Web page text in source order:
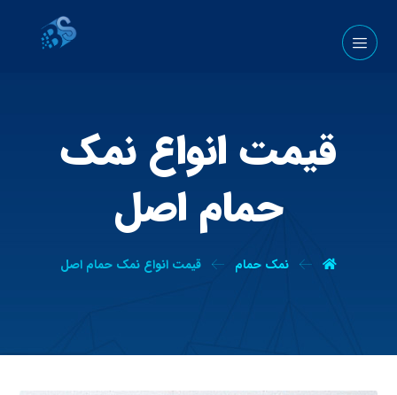
قیمت انواع نمک
حمام اصل
نمک حمام قیمت انواع نمک حمام اصل